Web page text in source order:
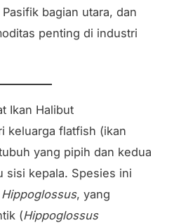
bagian utara, dan
penting di industri
Ikan Halibut
keluarga flatfish (ikan
yang pipih dan kedua
sisi kepala. Spesies ini
Hippoglossus, yang
(Hippoglossus